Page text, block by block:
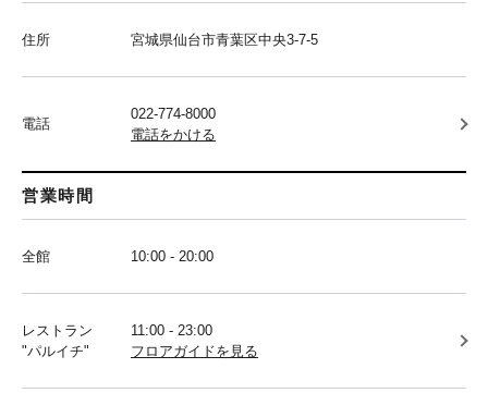
住所 宮城県仙台市青葉区中央3-7-5
電話
022-774-8000
電話をかける
営業時間
全館 10:00 - 20:00
レストラン
"パルイチ"
11:00 - 23:00
フロアガイドを見る